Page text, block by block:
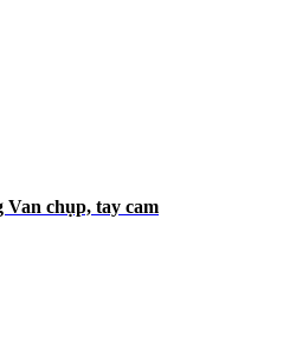
Van chụp, tay cam